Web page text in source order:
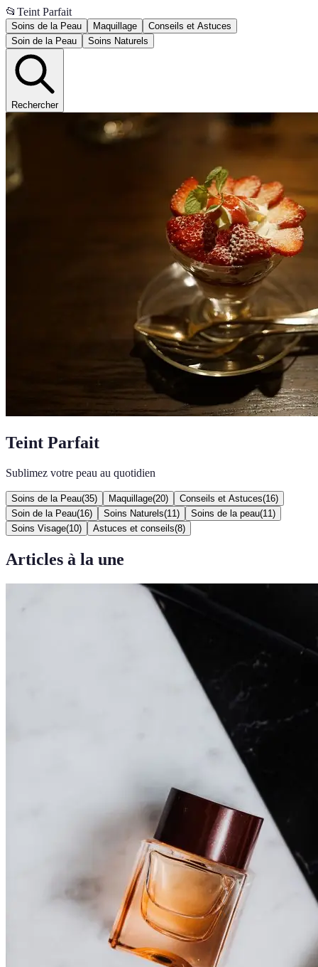
📂 Teint Parfait
Soins de la Peau Maquillage
Conseils et Astuces
Soin de la Peau
Soins Naturels
Rechercher
Teint Parfait
Sublimez votre peau au quotidien
Soins de la Peau(35) Maquillage(20) Conseils et Astuces(16)
Soin de la Peau(16) Soins Naturels(11 ) Soins de la peau(11 )
Soins Visage(10) Astuces et conseils(8)
Articles à la une